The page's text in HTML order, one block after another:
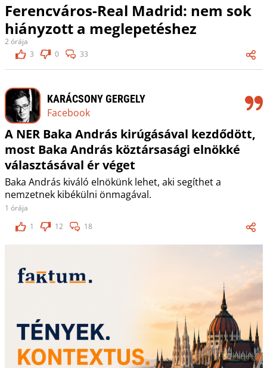
Ferencváros-Real Madrid: nem sok
hiányzott a meglepetéshez
2 órája
3
0 33
KARÁCSONY GERGELY
Facebook
A NER Baka András kirúgásával kezdődött,
most Baka András köztársasági elnökké
választásával ér véget
Baka András kiváló elnökünk lehet, aki segíthet a
nemzetnek kibékülni önmagával.
1 órája
1
12 18